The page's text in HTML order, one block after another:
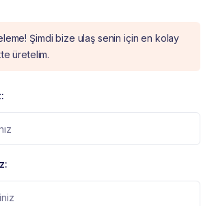
Şimdi bize ulaş senin için en kolay
üretelim.